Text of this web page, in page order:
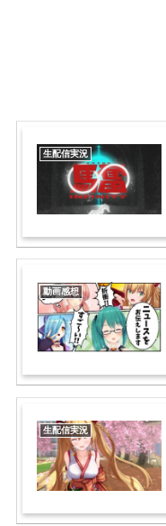
生配信実況
動画感想
生配信実況